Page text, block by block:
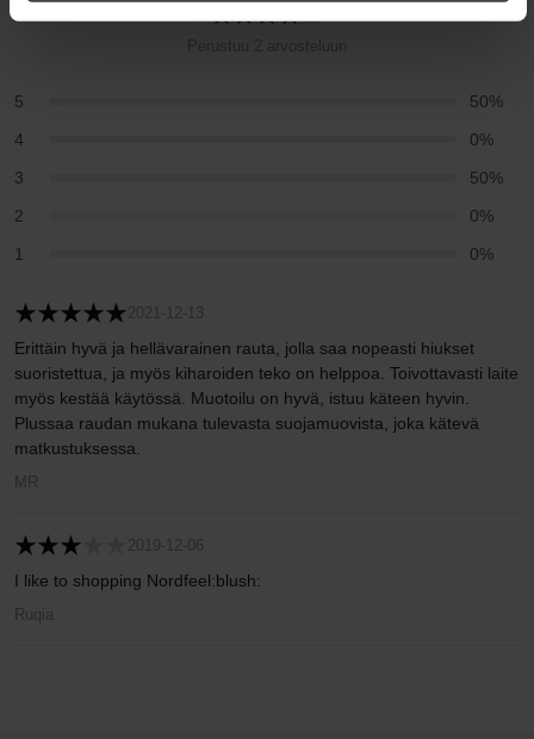
5
50%
4
0%
3
50%
2
0%
1
0%
2021-12-13
Erittäin hyvä ja hellävarainen rauta, jolla saa nopeasti hiukset
suoristettua, ja myös kiharoiden teko on helppoa. Toivottavasti laite
myös kestää käytössä. Muotoilu on hyvä, istuu käteen hyvin.
Plussaa raudan mukana tulevasta suojamuovista, joka kätevä
matkustuksessa.
MR
2019-12-06
I like to shopping Nordfeel:blush:
Ruqia